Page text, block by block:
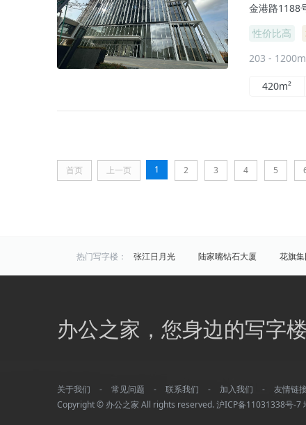
金港路1188
性价比高
203 -
420m²
首页 上一页 1 2 3 4 5
热门写字楼： 张江日月光 陆家嘴钻石大厦 花旗
炬芯研发大楼
佑越国际 张江海趣园
区域写字楼： 徐汇 长宁 静安
商圈写字楼： 曹杨路 金山 陆家嘴 静安寺
平凉/杨浦外滩
龙柏 彭浦 新江
办公之家，您身边的写字
关于我们 - 常见问题 - 联系我们 - 加入我们 - 友情链
Copyright © 办公之家 All rights reserved.沪ICP备11031338号-7